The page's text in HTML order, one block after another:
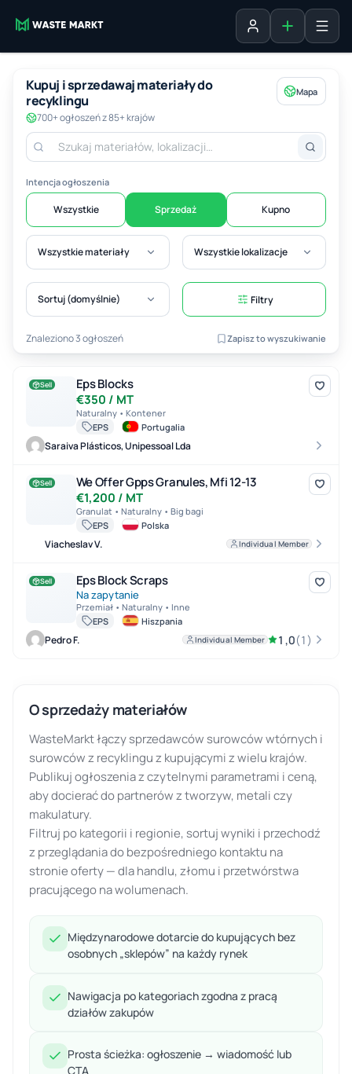
Zaloguj sięDodaj
Kupuj i sprzedawaj materiały do
recyklingu
700+ ogłoszeń z 85+ krajów
Mapa
Intencja ogłoszenia
Wszystkie Sprzedaż Kupno
Wszystkie materiały Wszystkie lokalizacje
Sortuj (domyślnie) Filtry
Znaleziono 3 ogłoszeń Zapisz to wyszukiwanie
Eps Blocks
Sell
Eps Blocks
€350 / MT
Naturalny • Kontener
EPS
Portugalia
Saraiva Plásticos, Unipessoal Lda
We Offer Gpps Granules, Mfi 12-13
Sell
We Offer Gpps Granules, Mfi 12-13
€1,200 / MT
Granulat • Naturalny • Big bagi
EPS
Polska
Viacheslav V. Individual Member
Eps Block Scraps
Sell Eps Block Scraps
Na zapytanie
Przemiał • Naturalny • Inne
EPS
Hiszpania
Pedro F. Individual Member 1,0(1)
O sprzedaży materiałów
WasteMarkt łączy sprzedawców surowców wtórnych i
surowców z recyklingu z kupującymi z wielu krajów.
Publikuj ogłoszenia z czytelnymi parametrami i ceną,
aby docierać do partnerów z tworzyw, metali czy
makulatury.
Filtruj po kategorii i regionie, sortuj wyniki i przechodź
z przeglądania do bezpośredniego kontaktu na
stronie oferty — dla handlu, złomu i przetwórstwa
pracującego na wolumenach.
Międzynarodowe dotarcie do kupujących bez
osobnych „sklepów” na każdy rynek
Nawigacja po kategoriach zgodna z pracą
działów zakupów
Prosta ścieżka: ogłoszenie → wiadomość lub
CTA